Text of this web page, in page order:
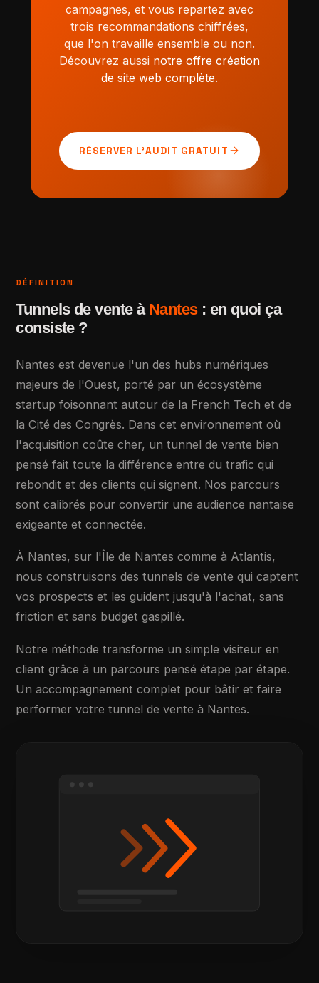
campagnes, et vous repartez avec
trois recommandations chiffrées,
que l'on travaille ensemble ou non.
Découvrez aussi notre offre création
de site web complète.
RÉSERVER L'AUDIT GRATUIT arrow_forward
DÉFINITION
Tunnels de vente à Nantes: en quoi ça
consiste ?
Nantes est devenue l'un des hubs numériques
majeurs de l'Ouest, porté par un écosystème
startup foisonnant autour de la French Tech et de
la Cité des Congrès. Dans cet environnement où
l'acquisition coûte cher, un tunnel de vente bien
pensé fait toute la différence entre du trafic qui
rebondit et des clients qui signent. Nos parcours
sont calibrés pour convertir une audience nantaise
exigeante et connectée.
À Nantes, sur l'Île de Nantes comme à Atlantis,
nous construisons des tunnels de vente qui captent
vos prospects et les guident jusqu'à l'achat, sans
friction et sans budget gaspillé.
Notre méthode transforme un simple visiteur en
client grâce à un parcours pensé étape par étape.
Un accompagnement complet pour bâtir et faire
performer votre tunnel de vente à Nantes.